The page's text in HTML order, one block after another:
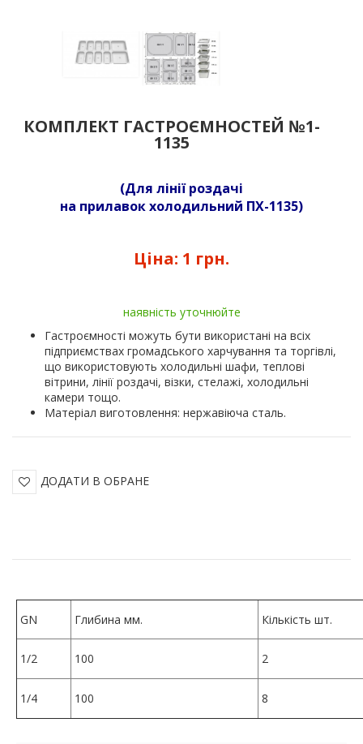
КОМПЛЕКТ ГАСТРОЄМНОСТЕЙ №1-
1135
(Для лінії роздачі
на прилавок холодильний ПХ-1135)
Ціна: 1 грн.
наявність уточнюйте
Гастроємності можуть бути використані на всіх
підприємствах громадського харчування та торгівлі,
що використовують холодильні шафи, теплові
вітрини, лінії роздачі, візки, стелажі, холодильні
камери тощо.
Матеріал виготовлення: нержавіюча сталь.
ДОДАТИ В ОБРАНЕ
GN Глибина мм. Кількість шт.
1/2 100 2
1/4 100 8